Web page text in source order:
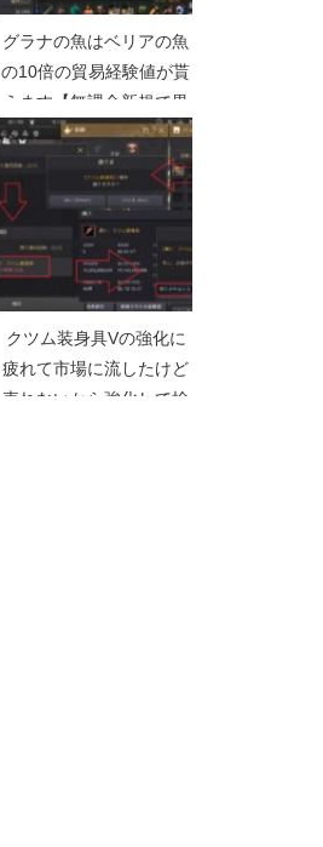
グラナの魚はベリアの魚
の10倍の貿易経験値が貰
えます【無課金新規で黒
い砂漠Part028】
クツム装身具Vの強化に
疲れて市場に流したけど
売れないから強化して捨